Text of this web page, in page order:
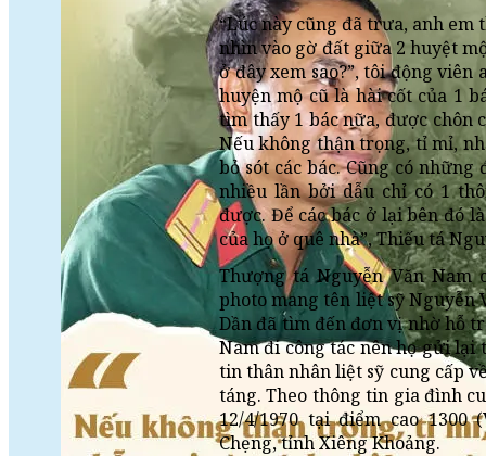
“Lúc này cũng đã trưa, anh
nhìn vào gờ đất giữa 2 huyệt
ở đây xem sao?”, tôi động
huyện mộ cũ là hài cốt của 1
tìm thấy 1 bác nữa, được chôn
Nếu không thận trọng, tỉ mỉ,
bỏ sót các bác. Cũng có
nhiều lần bởi dẫu chỉ có 1
được. Để các bác ở lại bên đó
của họ ở quê nhà”, Thiếu tá
Thượng tá Nguyễn Văn Nam
photo mang tên liệt sỹ Nguyễn
Dần đã tìm đến đơn vị nhờ hỗ
Nam đi công tác nên họ gửi lại
tin thân nhân liệt sỹ cung cấp
táng. Theo thông tin gia đình
12/4/1970 tại điểm cao 1300
Chẹng, tỉnh Xiêng Khoảng.